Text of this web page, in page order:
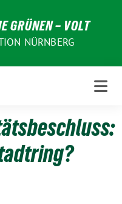
GRÜNEN – VOLT
NÜRNBERG